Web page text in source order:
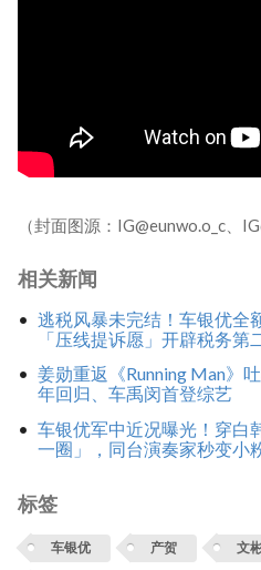
（封面图源：IG@eunwo.o_c、
相关新闻
逃税风暴未完结！车银优全
「压线提诉愿」开辟税务第
姜勋重返《Running Man》
年回归、车禹闵首登综艺
车银优军中近况曝光！穿白
一圈」，同台演奏家秒变小
标签
车银优 产贺 文